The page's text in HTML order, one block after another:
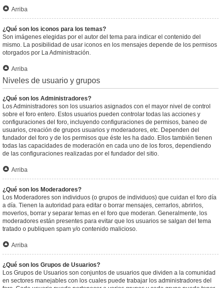
Arriba
¿Qué son los iconos para los temas?
Son imágenes elegidas por el autor del tema para indicar el contenido del
mismo. La posibilidad de usar iconos en los mensajes depende de los permisos
otorgados por La Administración.
Arriba
Niveles de usuario y grupos
¿Qué son los Administradores?
Los Administradores son los usuarios asignados con el mayor nivel de control
sobre el foro entero. Estos usuarios pueden controlar todas las acciones y
configuraciones del foro, incluyendo configuraciones de permisos, baneo de
usuarios, creación de grupos usuarios y moderadores, etc. Dependen del
fundador del foro y de los permisos que éste les ha dado. Ellos también tienen
todas las capacidades de moderación en cada uno de los foros, dependiendo
de las configuraciones realizadas por el fundador del sitio.
Arriba
¿Qué son los Moderadores?
Los Moderadores son individuos (o grupos de individuos) que cuidan el foro día
a día. Tienen la autoridad para editar o borrar mensajes, cerrarlos, abrirlos,
moverlos, borrar y separar temas en el foro que moderan. Generalmente, los
moderadores están presentes para evitar que los usuarios se salgan del tema
tratado o publiquen spam y/o contenido malicioso.
Arriba
¿Qué son los Grupos de Usuarios?
Los Grupos de Usuarios son conjuntos de usuarios que dividen a la comunidad
en sectores manejables con los cuales puede trabajar los administradores del